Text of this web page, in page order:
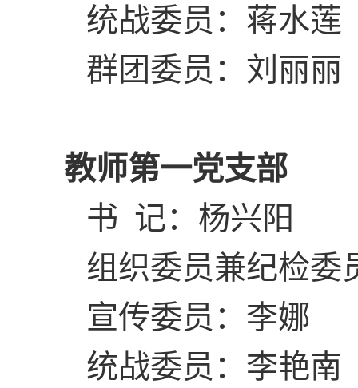
统战委员：蒋水莲
群团委员：刘丽丽
教师第一党支部
书 记：杨兴阳
组织委员兼纪检委
宣传委员：李娜
统战委员：李艳南